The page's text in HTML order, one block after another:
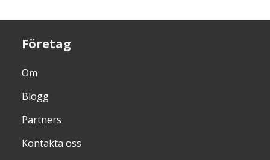
Företag
Om
Blogg
Partners
Kontakta oss